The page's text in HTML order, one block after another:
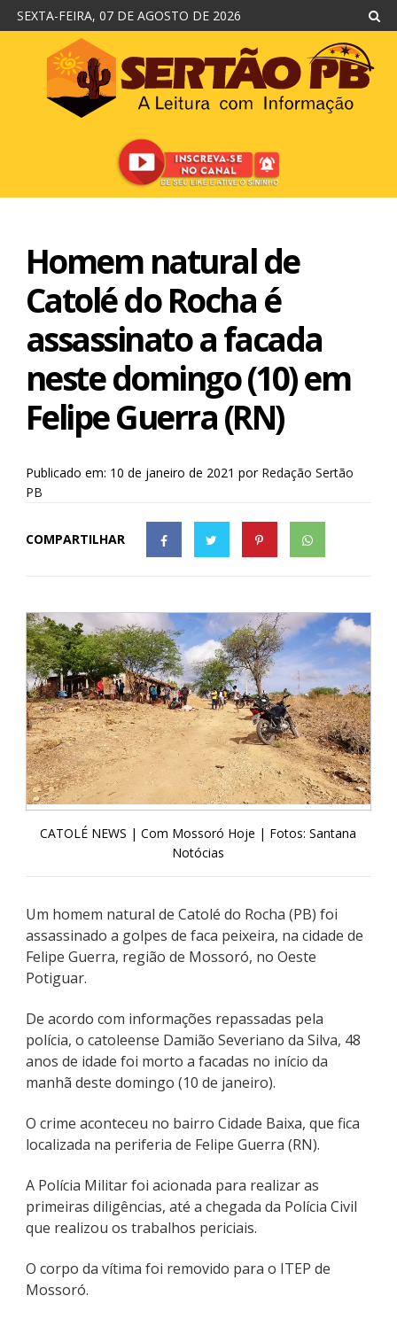
SEXTA-FEIRA, 07 DE AGOSTO DE 2026
Homem natural de
Catolé do Rocha é
assassinato a facada
neste domingo (10) em
Felipe Guerra (RN)
Publicado em: 10 de janeiro de 2021 por Redação Sertão
PB
COMPARTILHAR
CATOLÉ NEWS | Com Mossoró Hoje | Fotos: Santana
Notócias
Um homem natural de Catolé do Rocha (PB) foi
assassinado a golpes de faca peixeira, na cidade de
Felipe Guerra, região de Mossoró, no Oeste
Potiguar.
De acordo com informações repassadas pela
polícia, o catoleense Damião Severiano da Silva, 48
anos de idade foi morto a facadas no início da
manhã deste domingo (10 de janeiro).
O crime aconteceu no bairro Cidade Baixa, que fica
localizada na periferia de Felipe Guerra (RN).
A Polícia Militar foi acionada para realizar as
primeiras diligências, até a chegada da Polícia Civil
que realizou os trabalhos periciais.
O corpo da vítima foi removido para o ITEP de
Mossoró.